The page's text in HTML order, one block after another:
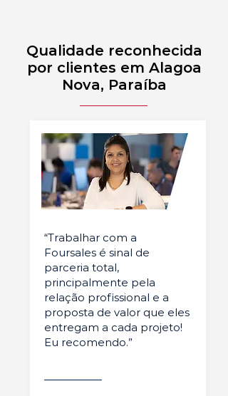
Qualidade reconhecida
por clientes em Alagoa
Nova, Paraíba
“Trabalhar com a
Foursales é sinal de
parceria total,
principalmente pela
relação profissional e a
proposta de valor que eles
entregam a cada projeto!
Eu recomendo.”